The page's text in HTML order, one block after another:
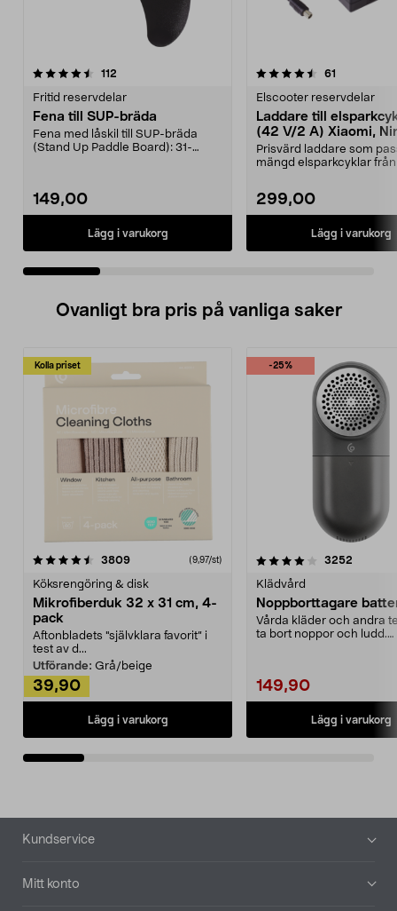
112
Fritid reservdelar
Fena till SUP-bräda
Fena med låskil till SUP-bräda
(Stand Up Paddle Board): 31-
149,00
Lägg i varukorg
4.5 av 5 stjärnor 61
Elscooter reservdelar
Laddare till
(42 V/2 A) Xiaomi,
E-Way m.fl.
Prisvärd laddare som
mängd elsparkcyklar från
299,00
Lägg i varukorg
4.5 av 5 stjärnor
Ovanligt bra pris på vanliga saker
Kolla priset
3809recensioner (9,97/st)
Köksrengöring & disk
Mikrofiberduk 32 x 31 cm, 4-
pack
Aftonbladets "självklara favorit” i
test av d...
Utförande: Grå/beige
39,90
Lägg i varukorg
-25%
4.0av 5 stjärnor 3252
Klädvård
Noppborttagare
Vårda kläder och andra
ta bort noppor och ludd.
149,90
Lägg i varukorg
4.5av 5 stjärnor
Sidfot
Kundservice
Mitt konto